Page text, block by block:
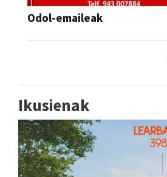
Odol-emaileak
Ikusienak